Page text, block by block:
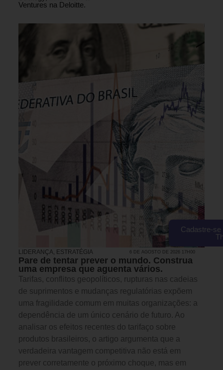
Ventures na Deloitte.
LIDERANÇA, ESTRATÉGIA 6 DE AGOSTO DE 2026 17H00
Pare de tentar prever o mundo. Construa
uma empresa que aguenta vários.
Tarifas, conflitos geopolíticos, rupturas nas cadeias
de suprimentos e mudanças regulatórias expõem
uma fragilidade comum em muitas organizações: a
dependência de um único cenário de futuro. Ao
analisar os efeitos recentes do tarifaço sobre
produtos brasileiros, o artigo argumenta que a
verdadeira vantagem competitiva não está em
prever corretamente o próximo choque, mas em
Cadastre-